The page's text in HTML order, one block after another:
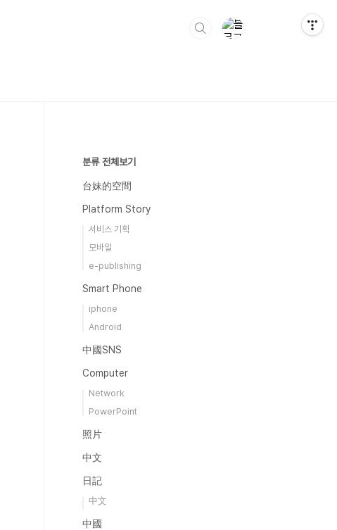
분류 전체보기
台妹的空間
Platform Story
서비스 기획
모바일
e-publishing
Smart Phone
iphone
Android
中國SNS
Computer
Network
PowerPoint
照片
中文
日記
中文
中國